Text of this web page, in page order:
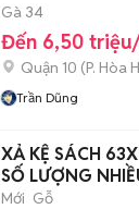
Gà 34
Đến 6,50
Quận 10 (P. Hòa
Trần Dũng
XẢ KỆ SÁCH
SỐ LƯỢNG
Mới Gỗ